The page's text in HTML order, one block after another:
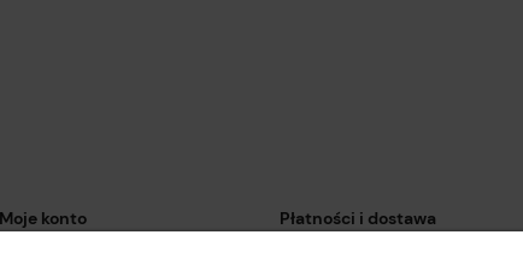
Moje konto Płatności i dostawa